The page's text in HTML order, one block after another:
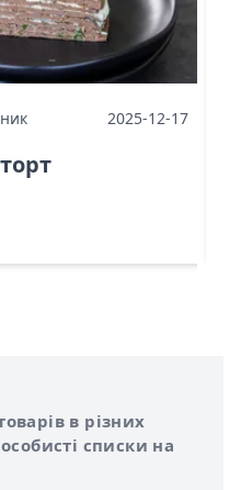
2025-12-17
в різних
списки на